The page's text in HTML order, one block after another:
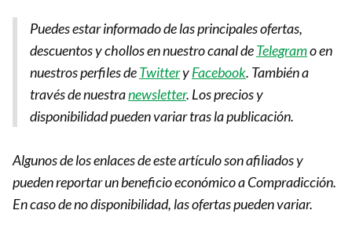
Puedes estar informado de las principales ofertas,
descuentos y chollos en nuestro canal deTelegramo en
nuestros perfiles deTwitteryFacebook. También a
través de nuestranewsletter. Los precios y
disponibilidad pueden variar tras la publicación.
Algunos de los enlaces de este artículo son afiliados y
pueden reportar un beneficio económico a Compradicción.
En caso de no disponibilidad, las ofertas pueden variar.